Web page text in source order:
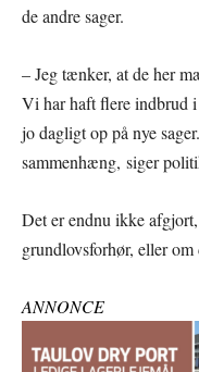
de andre sager.
– Jeg tænker, at de her
Vi har haft flere indbrud
jo dagligt op på nye
sammenhæng, siger
Det er endnu ikke
grundlovsforhør, eller om
ANNONCE